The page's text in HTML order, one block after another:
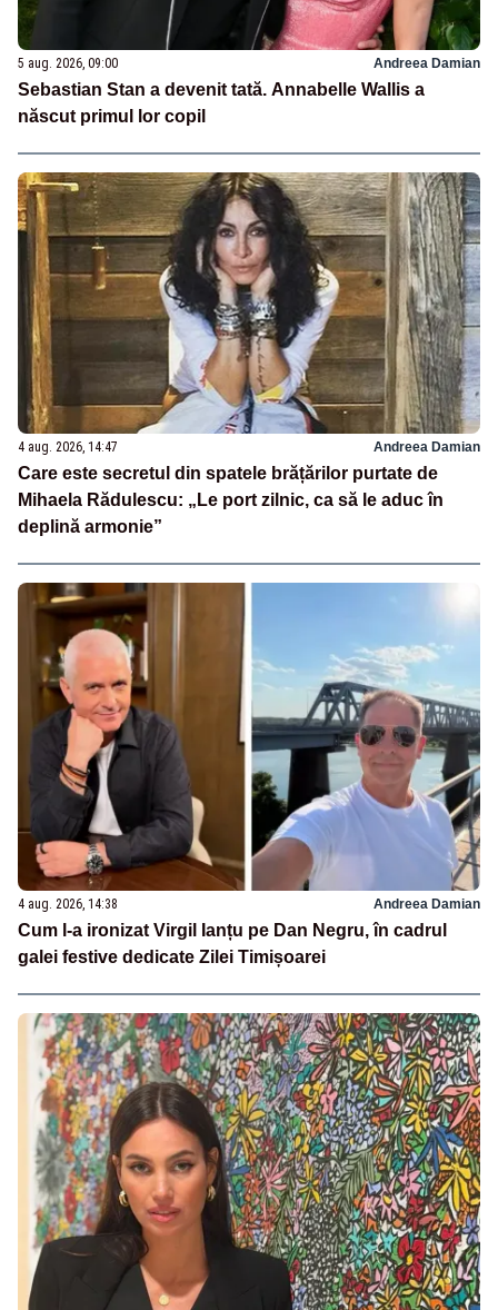
5 aug. 2026, 09:00 Andreea Damian
Sebastian Stan a devenit tată. Annabelle Wallis a
născut primul lor copil
4 aug. 2026, 14:47 Andreea Damian
Care este secretul din spatele brățărilor purtate de
Mihaela Rădulescu: „Le port zilnic, ca să le aduc în
deplină armonie”
4 aug. 2026, 14:38 Andreea Damian
Cum l-a ironizat Virgil Ianțu pe Dan Negru, în cadrul
galei festive dedicate Zilei Timișoarei